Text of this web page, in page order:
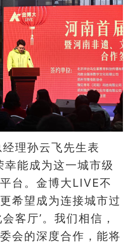
理孙云飞先生表
幸能成为这一城市级
台。金博大LIVE不
希望成为连接城市过
客厅’。我们相信，
会的深度合作，能将